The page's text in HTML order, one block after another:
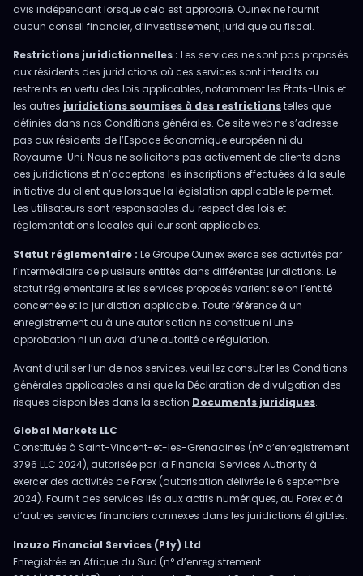
avis indépendant lorsque cela est approprié. Ouinex ne fournit
aucun conseil financier, d’investissement, juridique ou fiscal.
Restrictions juridictionnelles : Les services ne sont pas proposés
aux résidents des juridictions où ces services sont interdits ou
restreints en vertu des lois applicables, notamment les États-Unis et
les autres juridictions soumises à des restrictionstelles que
définies dans nos Conditions générales. Ce site web ne s’adresse
pas aux résidents de l’Espace économique européen ni du
Royaume-Uni. Nous ne sollicitons pas activement de clients dans
ces juridictions et n’acceptons les inscriptions effectuées à la seule
initiative du client que lorsque la législation applicable le permet.
Les utilisateurs sont responsables du respect des lois et
réglementations locales qui leur sont applicables.
Statut réglementaire : Le Groupe Ouinex exerce ses activités par
l’intermédiaire de plusieurs entités dans différentes juridictions. Le
statut réglementaire et les services proposés varient selon l’entité
concernée et la juridiction applicable. Toute référence à un
enregistrement ou à une autorisation ne constitue ni une
approbation ni un aval d’une autorité de régulation.
Avant d’utiliser l’un de nos services, veuillez consulter les Conditions
générales applicables ainsi que la Déclaration de divulgation des
risques disponibles dans la section Documents juridiques.
Global Markets LLC
Constituée à Saint-Vincent-et-les-Grenadines (n° d’enregistrement
3796 LLC 2024), autorisée par la Financial Services Authority à
exercer des activités de Forex (autorisation délivrée le 6 septembre
2024). Fournit des services liés aux actifs numériques, au Forex et à
d’autres services financiers connexes dans les juridictions éligibles.
Inzuzo Financial Services (Pty) Ltd
Enregistrée en Afrique du Sud (n° d’enregistrement